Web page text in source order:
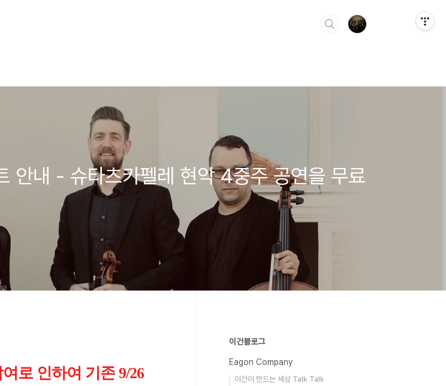
안내 - 슈타츠카펠레 현악 4중주 공연을 무료
로 인하여 기존 9/26
이건블로그
Eagon Company
이건이 만드는 세상 Talk Talk